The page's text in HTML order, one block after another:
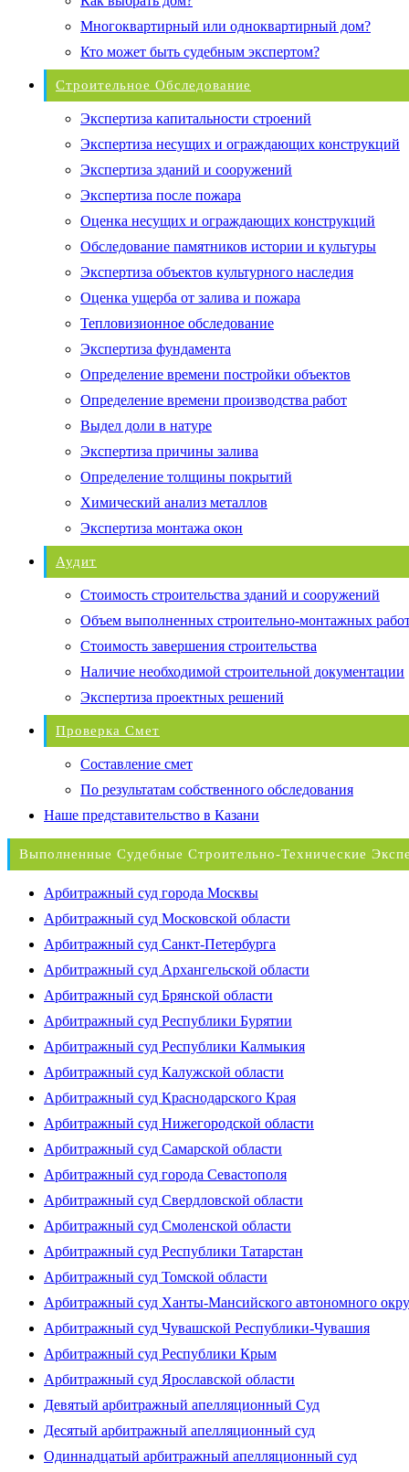
Многоквартирный или одноквартирный дом?
Кто может быть судебным экспертом?
Строительное Обследование
Экспертиза капитальности строений
Экспертиза несущих и ограждающих конструкций
Экспертиза зданий и сооружений
Экспертиза после пожара
Оценка несущих и ограждающих конструкций
Обследование памятников истории и культуры
Экспертиза объектов культурного наследия
Оценка ущерба от залива и пожара
Тепловизионное обследование
Экспертиза фундамента
Определение времени постройки объектов
Определение времени производства работ
Выдел доли в натуре
Экспертиза причины залива
Определение толщины покрытий
Химический анализ металлов
Экспертиза монтажа окон
Аудит
Стоимость строительства зданий и сооружений
Объем выполненных строительно-монтажных
Стоимость завершения строительства
Наличие необходимой строительной документации
Экспертиза проектных решений
Проверка Смет
Составление смет
По результатам собственного обследования
Наше представительство в Казани
Выполненные Судебные Строительно-Технические
Арбитражный суд города Москвы
Арбитражный суд Московской области
Арбитражный суд Санкт-Петербурга
Арбитражный суд Архангельской области
Арбитражный суд Брянской области
Арбитражный суд Республики Бурятии
Арбитражный суд Республики Калмыкия
Арбитражный суд Калужской области
Арбитражный суд Краснодарского Края
Арбитражный суд Нижегородской области
Арбитражный суд Самарской области
Арбитражный суд города Севастополя
Арбитражный суд Свердловской области
Арбитражный суд Смоленской области
Арбитражный суд Республики Татарстан
Арбитражный суд Томской области
Арбитражный суд Ханты-Мансийского автономного
Арбитражный суд Чувашской Республики-Чувашия
Арбитражный суд Республики Крым
Арбитражный суд Ярославской области
Девятый арбитражный апелляционный Суд
Десятый арбитражный апелляционный суд
Одиннадцатый арбитражный апелляционный суд